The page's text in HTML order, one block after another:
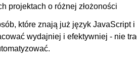
projektach o różnej złożoności
które znają już język JavaScript i
wydajniej i efektywniej - nie